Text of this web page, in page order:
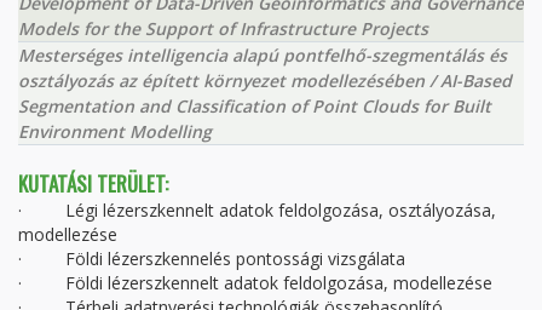
Models for the Support of Infrastructure Projects
Mesterséges intelligencia alapú pontfelhő-szegmentálás és
osztályozás az épített környezet modellezésében / AI-Based
Segmentation and Classification of Point Clouds for Built
Environment Modelling
KUTATÁSI TERÜLET:
· Légi lézerszkennelt adatok feldolgozása, osztályozása,
modellezése
· Földi lézerszkennelés pontossági vizsgálata
· Földi lézerszkennelt adatok feldolgozása, modellezése